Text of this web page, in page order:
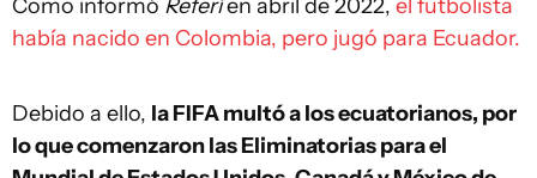
Como informó Referíen abril de 2022, el futbolista
había nacido en Colombia, pero jugó para Ecuador.
Debido a ello, la FIFA multó a los ecuatorianos, por
lo que comenzaron las Eliminatorias para el